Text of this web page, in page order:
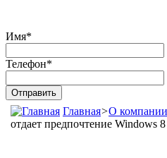
Имя*
Телефон*
Главная>О компании
отдает предпочтение Windows